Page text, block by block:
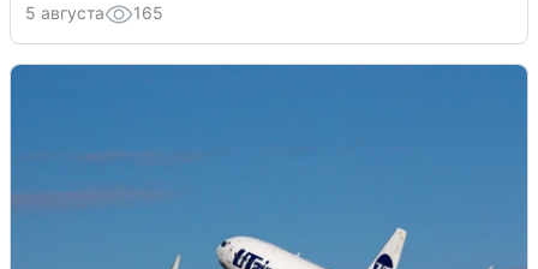
5 августа 165